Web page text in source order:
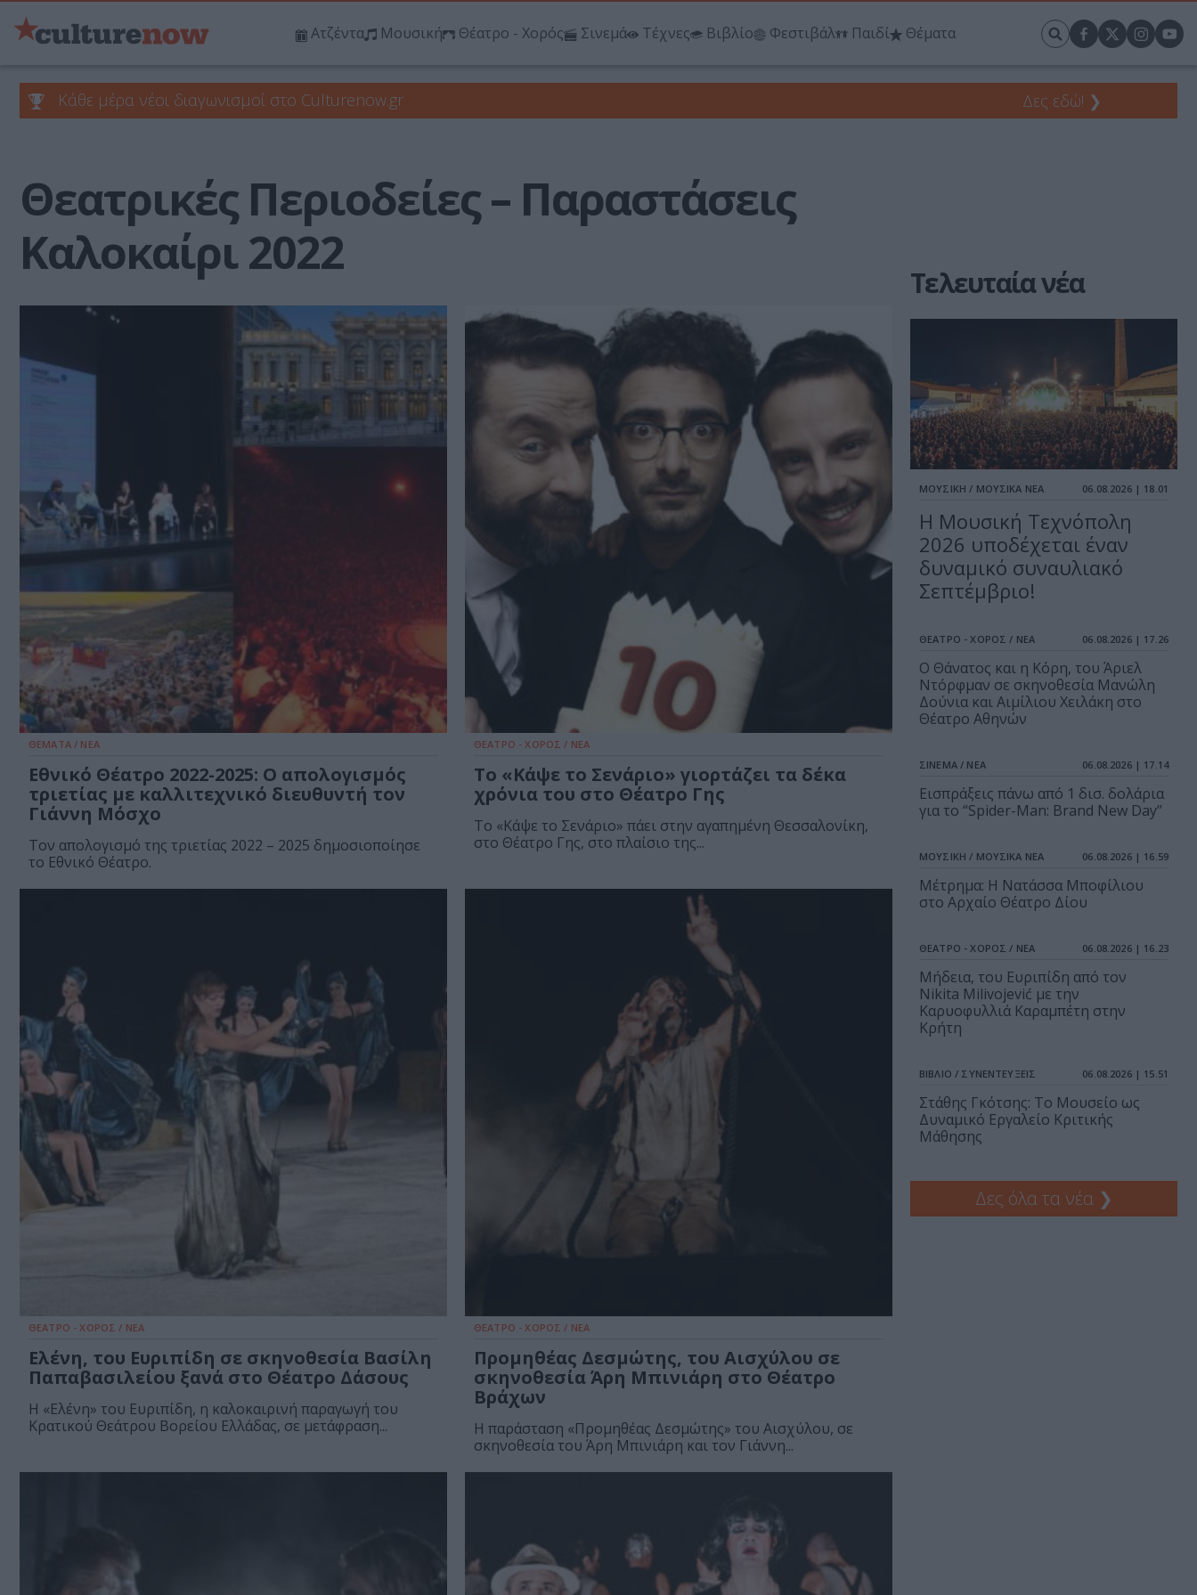
Ατζέντα Μουσική Θέατρο - Χορός Σινεμά Τέχνες Βιβλίο Φεστιβάλ Παιδί Θέματα
Κάθε μέρα νέοι διαγωνισμοί στο Culturenow.gr Δες εδώ! ❯
Θεατρικές Περιοδείες – Παραστάσεις
Καλοκαίρι 2022
ΘΕΜΑΤΑ / ΝΕΑ
Εθνικό Θέατρο 2022-2025: Ο απολογισμός
τριετίας με καλλιτεχνικό διευθυντή τον
Γιάννη Μόσχο
Τον απολογισμό της τριετίας 2022 – 2025 δημοσιοποίησε
το Εθνικό Θέατρο.
ΘΕΑΤΡΟ - ΧΟΡΟΣ / ΝΕΑ
Το «Κάψε το Σενάριο» γιορτάζει τα δέκα
χρόνια του στο Θέατρο Γης
Το «Κάψε το Σενάριο» πάει στην αγαπημένη Θεσσαλονίκη,
στο Θέατρο Γης, στο πλαίσιο της...
ΘΕΑΤΡΟ - ΧΟΡΟΣ / ΝΕΑ
Ελένη, του Ευριπίδη σε σκηνοθεσία Βασίλη
Παπαβασιλείου ξανά στο Θέατρο Δάσους
Η «Ελένη» του Ευριπίδη, η καλοκαιρινή παραγωγή του
Κρατικού Θεάτρου Βορείου Ελλάδας, σε μετάφραση...
ΘΕΑΤΡΟ - ΧΟΡΟΣ / ΝΕΑ
Προμηθέας Δεσμώτης, του Αισχύλου σε
σκηνοθεσία Άρη Μπινιάρη στο Θέατρο
Βράχων
Η παράσταση «Προμηθέας Δεσμώτης» του Αισχύλου, σε
σκηνοθεσία του Άρη Μπινιάρη και τον Γιάννη...
Τελευταία νέα
ΜΟΥΣΙΚΗ / ΜΟΥΣΙΚΑ ΝΕΑ 06.08.2026 | 18.01
Η Μουσική Τεχνόπολη
2026 υποδέχεται έναν
δυναμικό συναυλιακό
Σεπτέμβριο!
ΘΕΑΤΡΟ - ΧΟΡΟΣ / ΝΕΑ 06.08.2026 | 17.26
Ο Θάνατος και η Κόρη, του Άριελ
Ντόρφμαν σε σκηνοθεσία Μανώλη
Δούνια και Αιμίλιου Χειλάκη στο
Θέατρο Αθηνών
ΣΙΝΕΜΑ / ΝΕΑ 06.08.2026 | 17.14
Εισπράξεις πάνω από 1 δισ. δολάρια
για το “Spider-Man: Brand New Day”
ΜΟΥΣΙΚΗ / ΜΟΥΣΙΚΑ ΝΕΑ 06.08.2026 | 16.59
Μέτρημα: Η Νατάσσα Μποφίλιου
στο Αρχαίο Θέατρο Δίου
ΘΕΑΤΡΟ - ΧΟΡΟΣ / ΝΕΑ 06.08.2026 | 16.23
Μήδεια, του Ευριπίδη από τον
Nikita Milivojević με την
Καρυοφυλλιά Καραμπέτη στην
Κρήτη
ΒΙΒΛΙΟ / ΣΥΝΕΝΤΕΥΞΕΙΣ 06.08.2026 | 15.51
Στάθης Γκότσης: Το Μουσείο ως
Δυναμικό Εργαλείο Κριτικής
Μάθησης
Δες όλα τα νέα ❯